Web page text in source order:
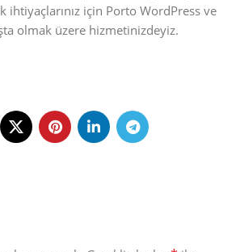
ihtiyaçlarınız için Porto WordPress ve
olmak üzere hizmetinizdeyiz.